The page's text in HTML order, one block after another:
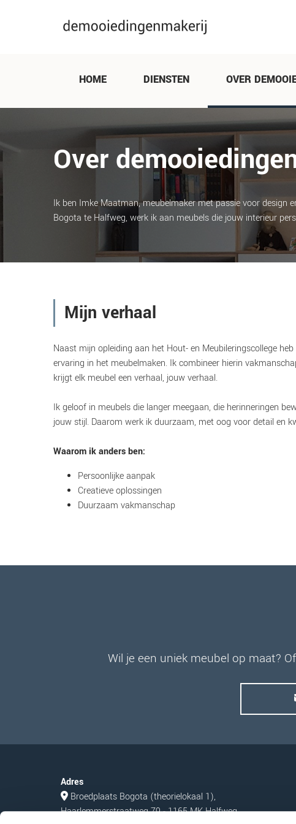
HOME DIENSTEN OVER
Over
Ik ben Imke Maatman, meubelmaker met passie voor
Bogota te Halfweg, werk ik aan meubels die jouw interieur
Mijn verhaal
Naast mijn opleiding aan het Hout- en Meubileringscollege
ervaring in het meubelmaken. Ik combineer hierin
krijgt elk meubel een verhaal, jouw verhaal.
Ik geloof in meubels die langer meegaan, die herinneringen
jouw stijl. Daarom werk ik duurzaam, met oog voor detail en
Waarom ik anders ben:
Persoonlijke aanpak
Creatieve oplossingen
Duurzaam vakmanschap
Wil je een uniek meubel op maat?
Adres
 Broedplaats Bogota (theorielokaal 1),
Haarlemmerstraatweg 79 - 1165 MK Halfweg